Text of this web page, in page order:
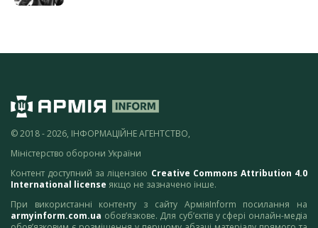
© 2018 - 2026, ІНФОРМАЦІЙНЕ АГЕНТСТВО,
Міністерство оборони України
Контент доступний за ліцензією Creative Commons Attribution 4.0
International license якщо не зазначено інше.
При використанні контенту з сайту АрміяInform посилання на
armyinform.com.ua обов’язкове. Для суб’єктів у сфері онлайн-медіа